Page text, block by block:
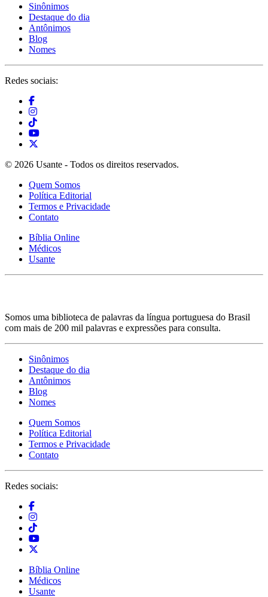
Sinônimos
Destaque do dia
Antônimos
Blog
Nomes
Redes sociais:
© 2026 Usante - Todos os direitos reservados.
Quem Somos
Política Editorial
Termos e Privacidade
Contato
Bíblia Online
Médicos
Usante
Somos uma biblioteca de palavras da língua portuguesa do Brasil
com mais de 200 mil palavras e expressões para consulta.
Sinônimos
Destaque do dia
Antônimos
Blog
Nomes
Quem Somos
Política Editorial
Termos e Privacidade
Contato
Redes sociais:
Bíblia Online
Médicos
Usante